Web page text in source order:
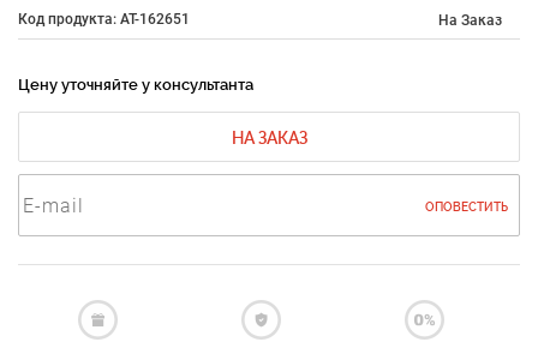
Код продукта: AT-162651 На Заказ
Цену уточняйте у консультанта
НА ЗАКАЗ
ОПОВЕСТИТЬ